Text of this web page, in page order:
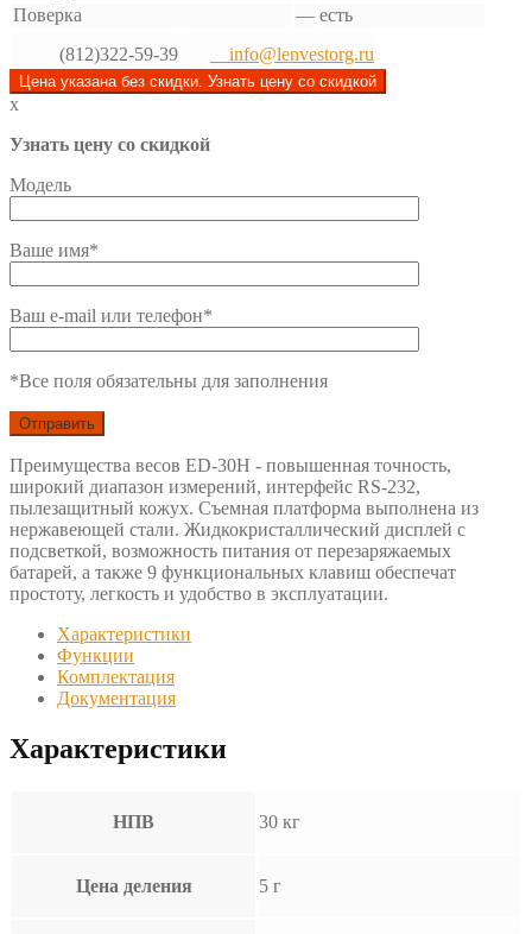
Поверка
— есть
(812)322-59-39
info@lenvestorg.ru
Цена указана без скидки. Узнать цену со скидкой
x
Узнать цену со скидкой
Модель
Ваше имя*
Ваш e-mail или телефон*
*Все поля обязательны для заполнения
Преимущества весов ED-30H - повышенная точность,
широкий диапазон измерений, интерфейс RS-232,
пылезащитный кожух. Съемная платформа выполнена из
нержавеющей стали. Жидкокристаллический дисплей с
подсветкой, возможность питания от перезаряжаемых
батарей, а также 9 функциональных клавиш обеспечат
простоту, легкость и удобство в эксплуатации.
Характеристики
Функции
Комплектация
Документация
Характеристики
НПВ 30 кг
Цена деления 5 г